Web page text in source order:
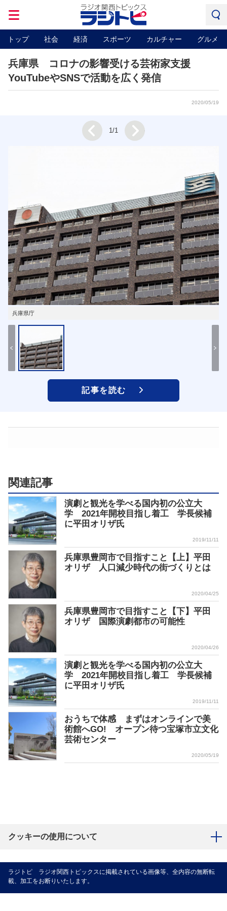
トップ 社会 経済 スポーツ カルチャー グルメ
兵庫県 コロナの影響受ける芸術家支援
YouTubeやSNSで活動を広く発信
2020/05/19
兵庫県庁
Prev 1/1 Next
記事を読む
関連記事
演劇と観光を学べる国内初の公立大
学 2021年開校目指し着工 学長候補
に平田オリザ氏
2019/11/11
兵庫県豊岡市で目指すこと【上】平田
オリザ 人口減少時代の街づくりとは
2020/04/25
兵庫県豊岡市で目指すこと【下】平田
オリザ 国際演劇都市の可能性
2020/04/26
演劇と観光を学べる国内初の公立大
学 2021年開校目指し着工 学長候補
に平田オリザ氏
2019/11/11
おうちで体感 まずはオンラインで美
術館へGO! オープン待つ宝塚市立文化
芸術センター
2020/05/19
クッキーの使用について
ラジトピ ラジオ関西トピックスに掲載されている画像等、全内容の無断転
載、加工をお断りいたします。